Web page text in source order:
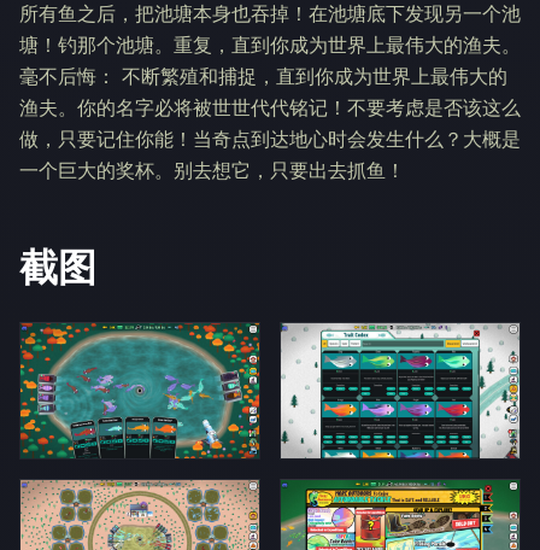
所有鱼之后，把池塘本身也吞掉！在池塘底下发现另一个池
塘！钓那个池塘。重复，直到你成为世界上最伟大的渔夫。
毫不后悔： 不断繁殖和捕捉，直到你成为世界上最伟大的
渔夫。你的名字必将被世世代代铭记！不要考虑是否该这么
做，只要记住你能！当奇点到达地心时会发生什么？大概是
一个巨大的奖杯。别去想它，只要出去抓鱼！
截图